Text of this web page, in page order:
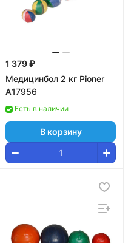
1 379 ₽
Медицинбол 2 кг Pioner
A17956
Есть в наличии
В корзину